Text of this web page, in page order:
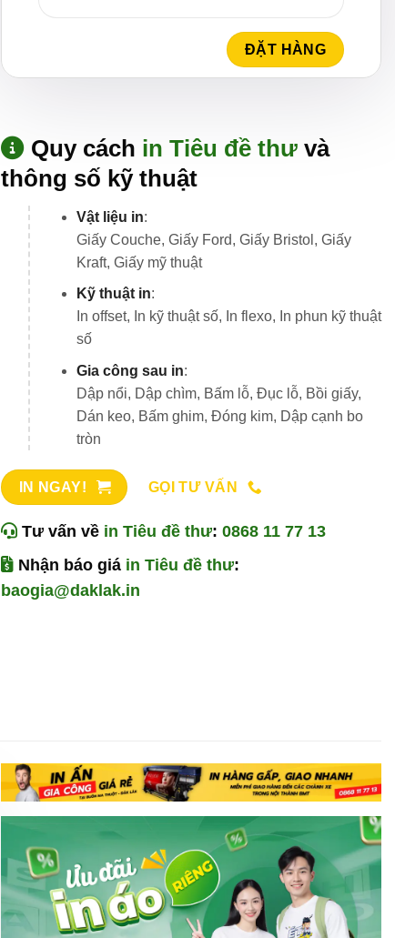
Quy cách in Tiêu đề thư và
thông số kỹ thuật
Vật liệu in:
Giấy Couche, Giấy Ford, Giấy Bristol, Giấy
Kraft, Giấy mỹ thuật
Kỹ thuật in:
In offset, In kỹ thuật số, In flexo, In phun kỹ thuật
số
Gia công sau in:
Dập nổi, Dập chìm, Bấm lỗ, Đục lỗ, Bồi giấy,
Dán keo, Bấm ghim, Đóng kim, Dập cạnh bo
tròn
IN NGAY! GỌI TƯ VẤN
Tư vấn về in Tiêu đề thư: 0868 11 77 13
Nhận báo giá in Tiêu đề thư:
baogia@daklak.in